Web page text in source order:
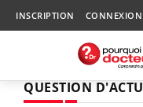
INSCRIPTION CONNEXION
QUESTION D'ACTU